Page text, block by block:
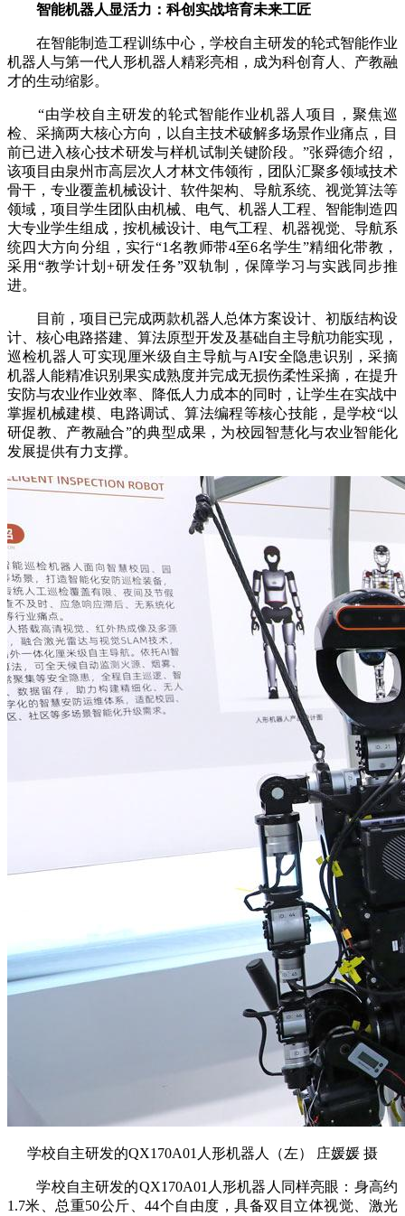
智能机器人显活力：科创实战培育未来工匠
在智能制造工程训练中心，学校自主研发的轮式智能作业
机器人与第一代人形机器人精彩亮相，成为科创育人、产教融
才的生动缩影。
“由学校自主研发的轮式智能作业机器人项目，聚焦巡
检、采摘两大核心方向，以自主技术破解多场景作业痛点，目
前已进入核心技术研发与样机试制关键阶段。”张舜德介绍，
该项目由泉州市高层次人才林文伟领衔，团队汇聚多领域技术
骨干，专业覆盖机械设计、软件架构、导航系统、视觉算法等
领域，项目学生团队由机械、电气、机器人工程、智能制造四
大专业学生组成，按机械设计、电气工程、机器视觉、导航系
统四大方向分组，实行“1名教师带4至6名学生”精细化带教，
采用“教学计划+研发任务”双轨制，保障学习与实践同步推
进。
目前，项目已完成两款机器人总体方案设计、初版结构设
计、核心电路搭建、算法原型开发及基础自主导航功能实现，
巡检机器人可实现厘米级自主导航与AI安全隐患识别，采摘
机器人能精准识别果实成熟度并完成无损伤柔性采摘，在提升
安防与农业作业效率、降低人力成本的同时，让学生在实战中
掌握机械建模、电路调试、算法编程等核心技能，是学校“以
研促教、产教融合”的典型成果，为校园智慧化与农业智能化
发展提供有力支撑。
学校自主研发的QX170A01人形机器人（左） 庄媛媛 摄
学校自主研发的QX170A01人形机器人同样亮眼：身高约
1.7米、总重50公斤、44个自由度，具备双目立体视觉、激光